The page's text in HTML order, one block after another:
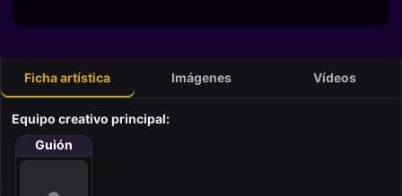
Ficha artística Imágenes Vídeos
Equipo creativo principal:
Guión